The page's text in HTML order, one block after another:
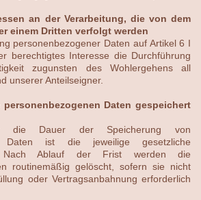
an der Verarbeitung, die von dem
einem Dritten verfolgt werden
personenbezogener Daten auf Artikel 6 I
berechtigtes Interesse die Durchführung
zugunsten des Wohlergehens all
unserer Anteilseigner.
Daten gespeichert
die Dauer der Speicherung von
Daten ist die jeweilige gesetzliche
Nach Ablauf der Frist werden die
routinemäßig gelöscht, sofern sie nicht
oder Vertragsanbahnung erforderlich